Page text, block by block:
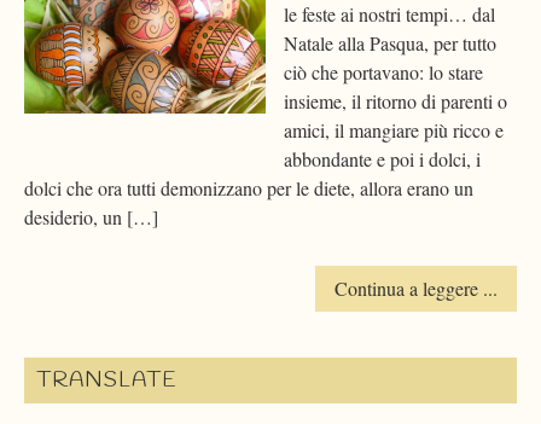
le feste ai nostri tempi… dal
Natale alla Pasqua, per tutto
ciò che portavano: lo stare
insieme, il ritorno di parenti o
amici, il mangiare più ricco e
abbondante e poi i dolci, i
dolci che ora tutti demonizzano per le diete, allora erano un
desiderio, un […]
Continua a leggere ...
TRANSLATE